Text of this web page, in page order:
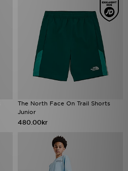
The North Face On Trail Shorts
Junior
480.00kr